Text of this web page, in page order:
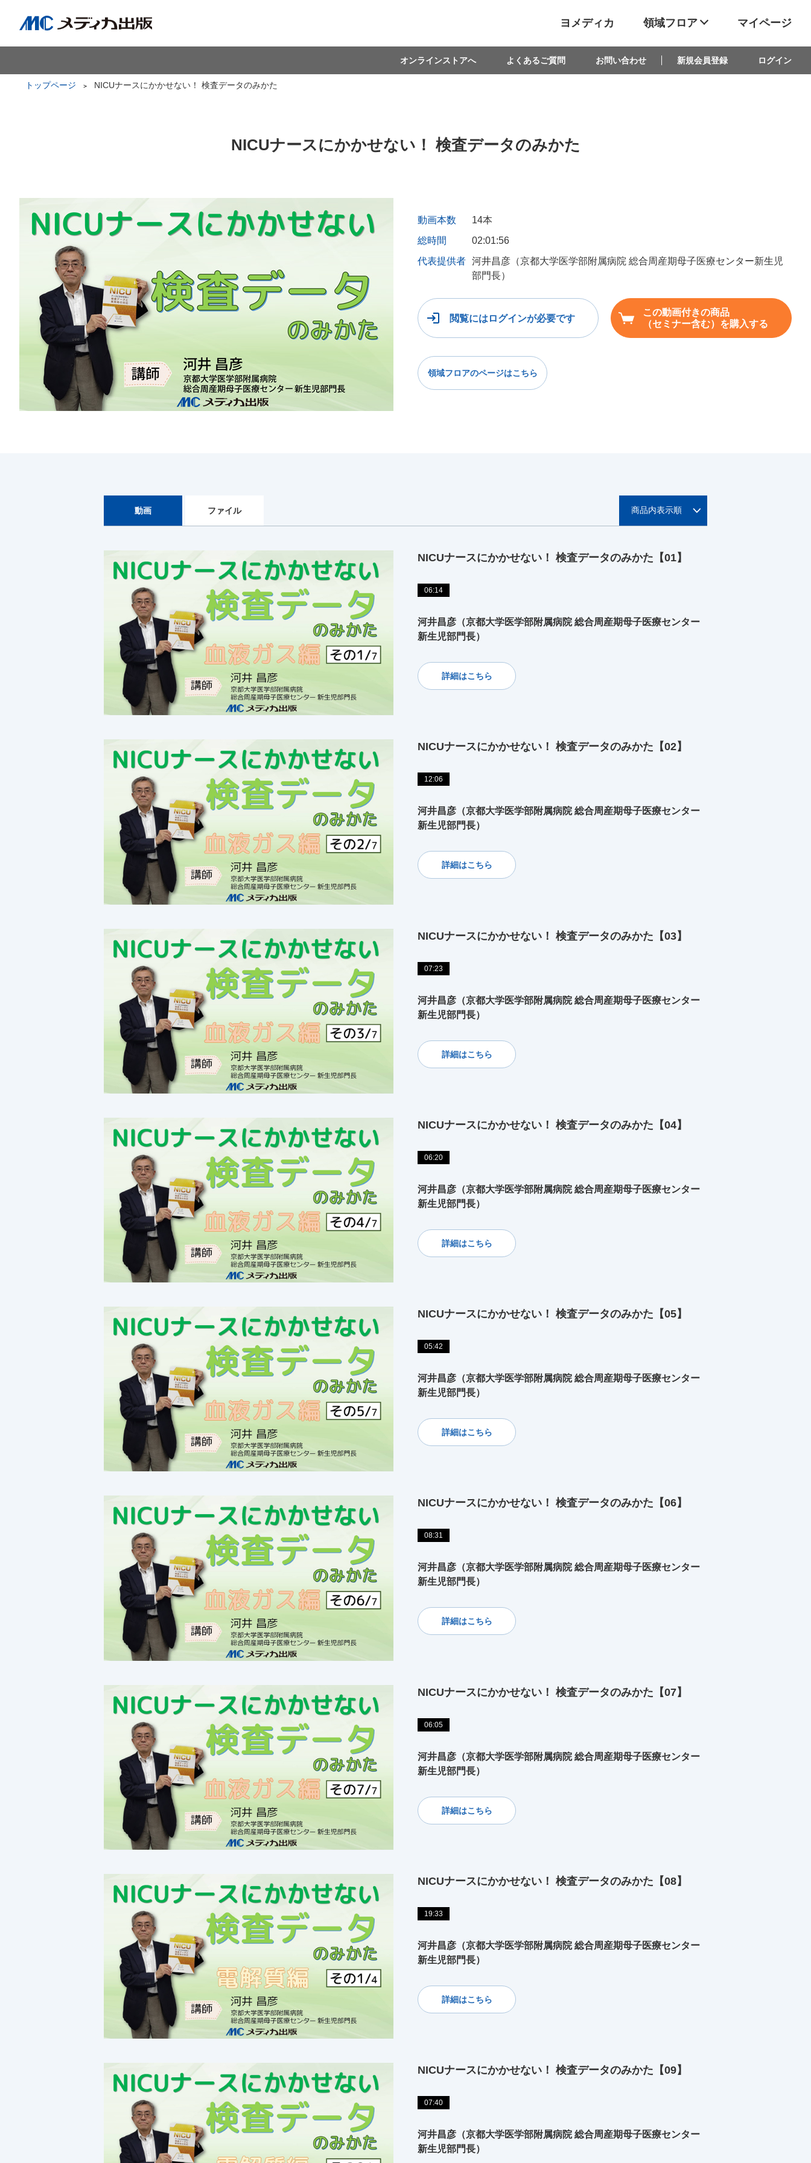
ヨメディカ 領域フロア マイページ
オンラインストアへ よくあるご質問 お問い合わせ 新規会員登録 ログイン
トップページ NICUナースにかかせない！ 検査データのみかた
NICUナースにかかせない！ 検査データのみかた
動画本数
14本
総時間
02:01:56
代表提供者 河井昌彦（京都大学医学部附属病院 総合周産期母子医療センター新生児
部門長）
閲覧にはログインが必要です
この動画付きの商品
（セミナー含む）を購入する
領域フロアのページはこちら
動画 ファイル
NICUナースにかかせない！ 検査データのみかた【01】
06:14
河井昌彦（京都大学医学部附属病院 総合周産期母子医療センター
新生児部門長）
詳細はこちら
NICUナースにかかせない！ 検査データのみかた【02】
12:06
河井昌彦（京都大学医学部附属病院 総合周産期母子医療センター
新生児部門長）
詳細はこちら
NICUナースにかかせない！ 検査データのみかた【03】
07:23
河井昌彦（京都大学医学部附属病院 総合周産期母子医療センター
新生児部門長）
詳細はこちら
NICUナースにかかせない！ 検査データのみかた【04】
06:20
河井昌彦（京都大学医学部附属病院 総合周産期母子医療センター
新生児部門長）
詳細はこちら
NICUナースにかかせない！ 検査データのみかた【05】
05:42
河井昌彦（京都大学医学部附属病院 総合周産期母子医療センター
新生児部門長）
詳細はこちら
NICUナースにかかせない！ 検査データのみかた【06】
08:31
河井昌彦（京都大学医学部附属病院 総合周産期母子医療センター
新生児部門長）
詳細はこちら
NICUナースにかかせない！ 検査データのみかた【07】
06:05
河井昌彦（京都大学医学部附属病院 総合周産期母子医療センター
新生児部門長）
詳細はこちら
NICUナースにかかせない！ 検査データのみかた【08】
19:33
河井昌彦（京都大学医学部附属病院 総合周産期母子医療センター
新生児部門長）
詳細はこちら
NICUナースにかかせない！ 検査データのみかた【09】
07:40
河井昌彦（京都大学医学部附属病院 総合周産期母子医療センター
新生児部門長）